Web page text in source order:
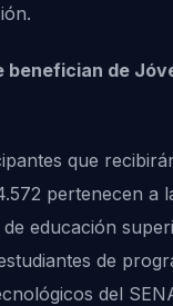
benefician de
que
pertenecen a
educación
de
del